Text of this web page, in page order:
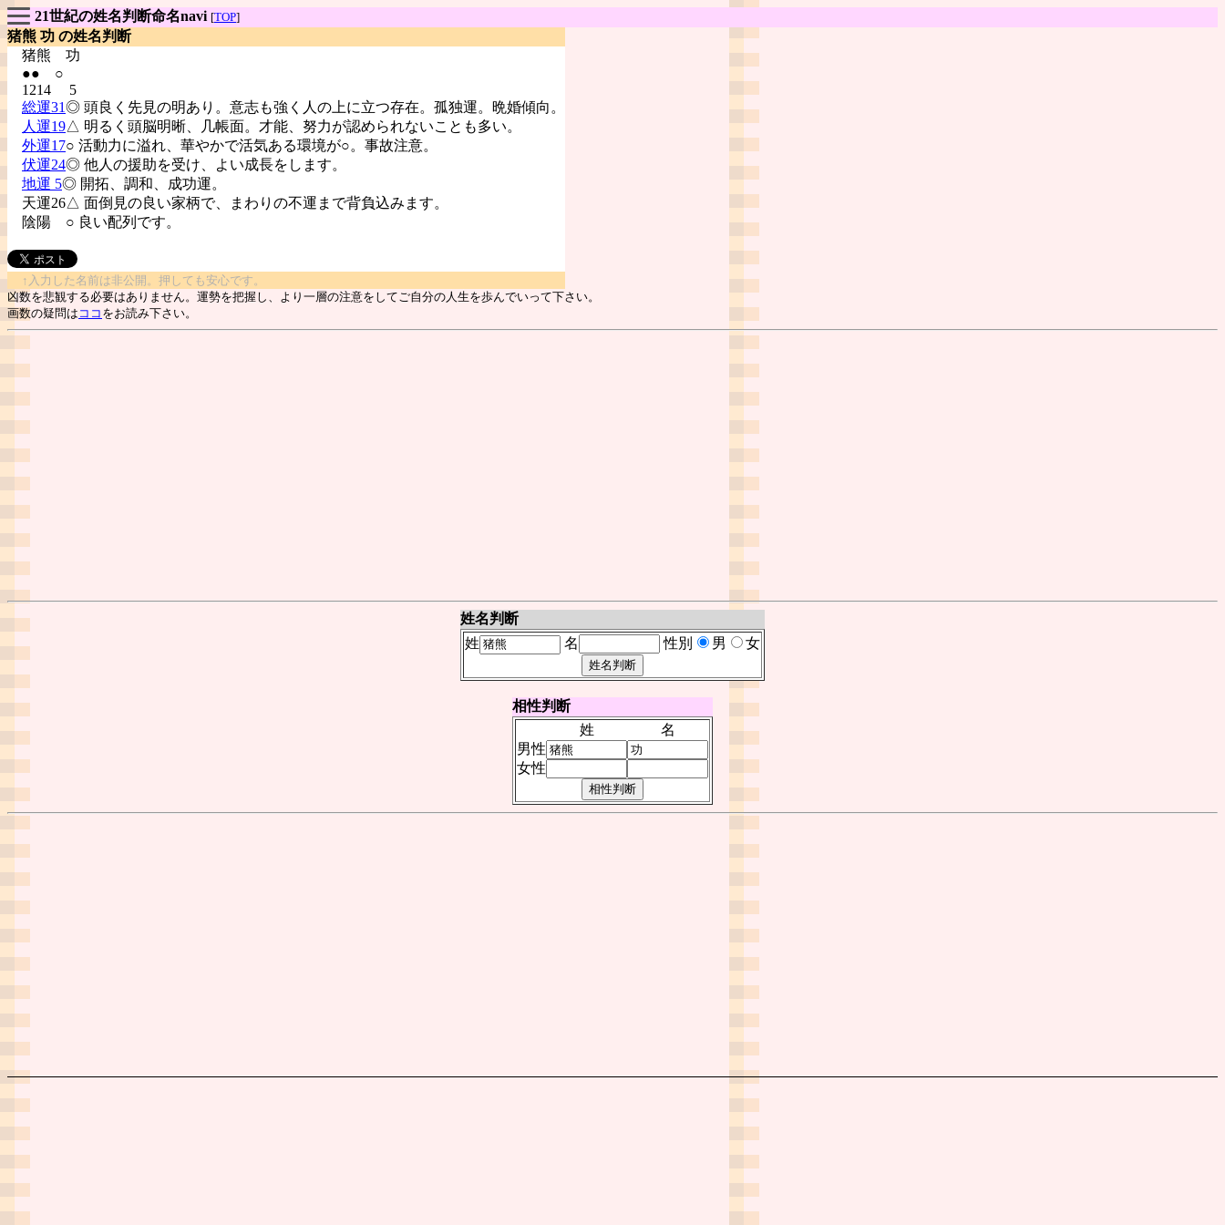
21世紀の姓名判断命名navi [TOP]
猪熊 功 の姓名判断
猪熊 功
●● ○
1214 5
総運31◎ 頭良く先見の明あり。意志も強く人の上に立つ存在。孤独運。晩婚傾向。
人運19△ 明るく頭脳明晰、几帳面。才能、努力が認められないことも多い。
外運17○ 活動力に溢れ、華やかで活気ある環境が○。事故注意。
伏運24◎ 他人の援助を受け、よい成長をします。
地運 5◎ 開拓、調和、成功運。
天運26△ 面倒見の良い家柄で、まわりの不運まで背負込みます。
陰陽 ○ 良い配列です。
↑入力した名前は非公開。押しても安心です。
凶数を悲観する必要はありません。運勢を把握し、より一層の注意をしてご自分の人生を歩んでいって下さい。
画数の疑問は ココ をお読み下さい。
姓名判断
姓
名 性別 男 女
相性判断
姓
名
男性
女性